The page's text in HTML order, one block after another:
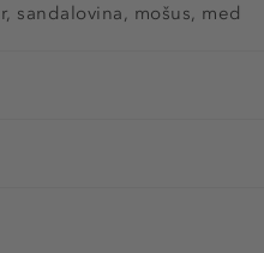
sandalovina, mošus, med